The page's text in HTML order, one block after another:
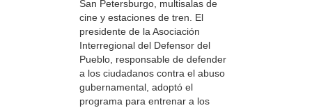
San Petersburgo, multisalas de
cine y estaciones de tren. El
presidente de la Asociación
Interregional del Defensor del
Pueblo, responsable de defender
a los ciudadanos contra el abuso
gubernamental, adoptó el
programa para entrenar a los